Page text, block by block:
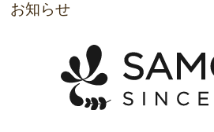
お知らせ